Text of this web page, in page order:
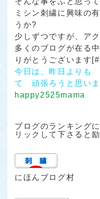
ミシン刺繍に興味の
うか?
少しずつですが、ア
多くのブログが在る
りがとうございます
今日は、昨日よりも
て 頑張ろうと思い
happy2525mama
ブログのランキング
リックして下さると
にほんブログ村